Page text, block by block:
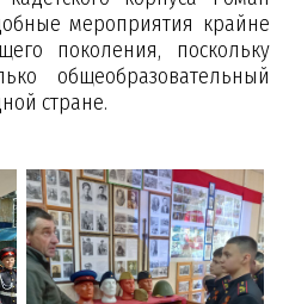
мероприятия крайне
поколения, поскольку
общеобразовательный
стране.